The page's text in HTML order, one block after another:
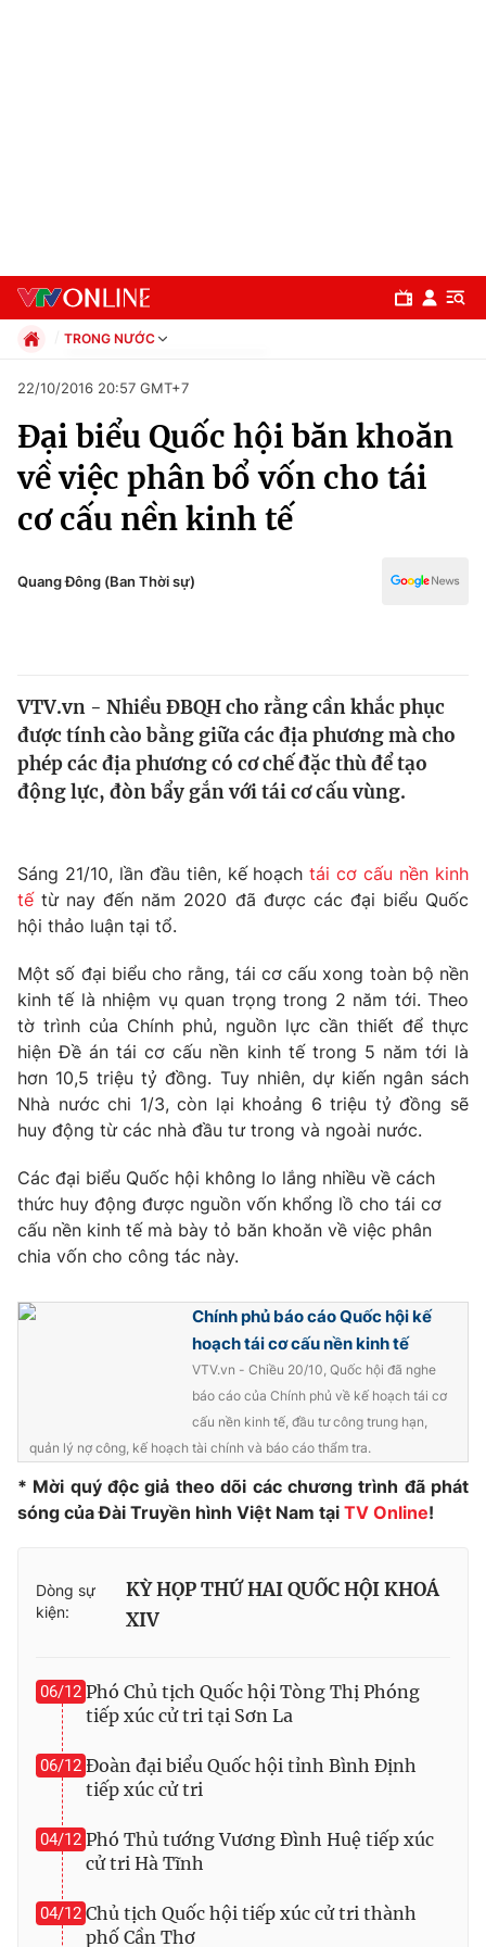
Chuyên mục
Chính trị
Thế giới
Tin tức
Câu chuyện quốc tế
Kinh tế
Thị trường
Góc doanh nghiệp
Dữ liệu và đời sống
Truyền hình
Phim VTV
Hậu trường
Nhân vật
Khán giả
Giải trí
Điện ảnh
Âm nhạc
Sao
Đời sống
Du lịch
Chất lượng cuộc sống
Giáo dục
Tuyển sinh
Học trực tuyến
Công nghệ
Hitech Công nghệ tương lai
Thị trường
Giao lưu trực tuyến
Lịch phát sóng
Podcast
Photo Infographic
VTV Money
VTV Sức khoẻ Bất động sản
Thị trường 24h
VTV4
VTV9
Liên hệ tòa soạn
TRONG NƯỚC
Xã hội
Pháp luật
Thể thao
Truyền hình
Đời sống
22/10/2016 20:57 GMT+7
Đại biểu Quốc hội băn khoăn
về việc phân bổ vốn cho tái
cơ cấu nền kinh tế
Quang Đông (Ban Thời sự)
VTV.vn - Nhiều ĐBQH cho rằng cần khắc phục
được tính cào bằng giữa các địa phương mà cho
phép các địa phương có cơ chế đặc thù để tạo
động lực, đòn bẩy gắn với tái cơ cấu vùng.
Sáng 21/10, lần đầu tiên, kế hoạchtái cơ cấu nền kinh
tếtừ nay đến năm 2020 đã được các đại biểu Quốc
hội thảo luận tại tổ.
Một số đại biểu cho rằng, tái cơ cấu xong toàn bộ nền
kinh tế là nhiệm vụ quan trọng trong 2 năm tới. Theo
tờ trình của Chính phủ, nguồn lực cần thiết để thực
hiện Đề án tái cơ cấu nền kinh tế trong 5 năm tới là
hơn 10,5 triệu tỷ đồng. Tuy nhiên, dự kiến ngân sách
Nhà nước chi 1/3, còn lại khoảng 6 triệu tỷ đồng sẽ
huy động từ các nhà đầu tư trong và ngoài nước.
Các đại biểu Quốc hội không lo lắng nhiều về cách
thức huy động được nguồn vốn khổng lồ cho tái cơ
cấu nền kinh tế mà bày tỏ băn khoăn về việc phân
chia vốn cho công tác này.
Chính phủ báo cáo Quốc hội kế
hoạch tái cơ cấu nền kinh tế
VTV.vn - Chiều 20/10, Quốc hội đã nghe
báo cáo của Chính phủ về kế hoạch tái cơ
cấu nền kinh tế, đầu tư công trung hạn,
quản lý nợ công, kế hoạch tài chính và báo cáo thẩm tra.
* Mời quý độc giả theo dõi các chương trình đã phát
sóng của Đài Truyền hình Việt Nam tại TV Online!
Dòng sự
kiện:
KỲ HỌP THỨ HAI QUỐC HỘI KHOÁ
XIV
06/12 Phó Chủ tịch Quốc hội Tòng Thị Phóng
tiếp xúc cử tri tại Sơn La
06/12 Đoàn đại biểu Quốc hội tỉnh Bình Định
tiếp xúc cử tri
04/12 Phó Thủ tướng Vương Đình Huệ tiếp xúc
cử tri Hà Tĩnh
04/12 Chủ tịch Quốc hội tiếp xúc cử tri thành
phố Cần Thơ